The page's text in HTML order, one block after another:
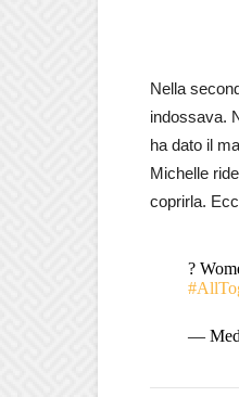
Nella
indossava.
ha dato il
Michelle
coprirla.
?
—